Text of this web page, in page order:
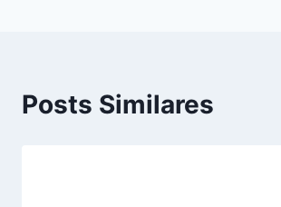
Posts Similares